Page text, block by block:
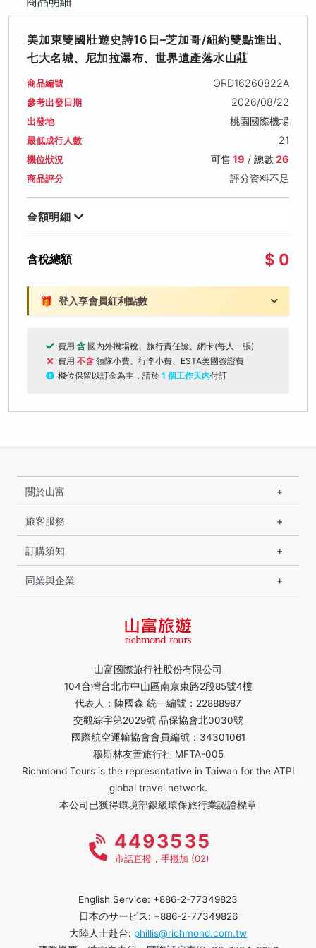
美加東雙國壯遊史詩16日–芝加哥/紐約雙點進出、
七大名城、尼加拉瀑布、世界遺產落水山莊
商品編號 ORD16260822A
參考出發日期 2026/08/22
出發地 桃園國際機場
最低成行人數 21
機位狀況 可售 19 / 總數26
商品評分 評分資料不足
金額明細
含稅總額 $ 0
🎁 登入享會員紅利點數
費用 含 國內外機場稅、旅行責任險、網卡(每人一張)
費用 不含 領隊小費、行李小費、ESTA美國簽證費
機位保留以訂金為主，請於 1 個工作天內付訂
山富國際旅行社股份有限公司
104台灣台北市中山區南京東路2段85號4樓
代表人：陳國森 統一編號：22888987
交觀綜字第2029號 品保協會北0030號
國際航空運輸協會會員編號：34301061
穆斯林友善旅行社 MFTA-005
Richmond Tours is the representative in Taiwan for the ATPI
global travel network.
本公司已獲得環境部銀級環保旅行業認證標章
關於山富
旅客服務
訂購須知
同業與企業
4493535
市話直撥，手機加 (02)
English Service: +886-2-77349823
日本のサービス: +886-2-77349826
大陸人士赴台: phillis@richmond.com.tw